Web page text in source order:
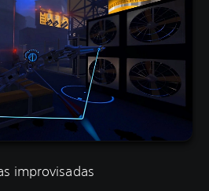
improvisadas